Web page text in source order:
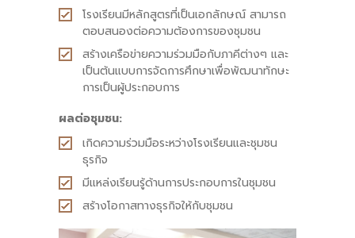
โรงเรียนมีหลักสูตรที่เป็นเอกลักษณ์ สามารถ
ตอบสนองต่อความต้องการของชุมชน
สร้างเครือข่ายความร่วมมือกับภาคีต่างๆ และ
เป็นต้นแบบการจัดการศึกษาเพื่อพัฒนาทักษะ
การเป็นผู้ประกอบการ
ผลต่อชุมชน:
เกิดความร่วมมือระหว่างโรงเรียนและชุมชน
ธุรกิจ
มีแหล่งเรียนรู้ด้านการประกอบการในชุมชน
สร้างโอกาสทางธุรกิจให้กับชุมชน